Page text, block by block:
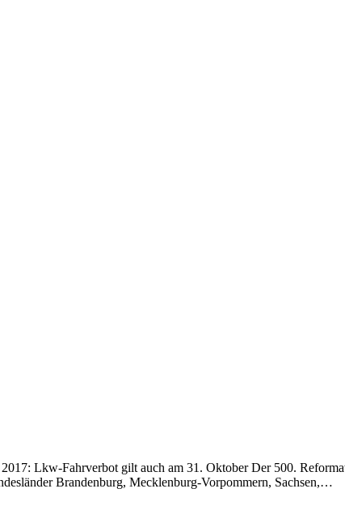
Lkw-Fahrverbot gilt auch am 31. Oktober Der 500.
Brandenburg, Mecklenburg-Vorpommern, Sachsen,…